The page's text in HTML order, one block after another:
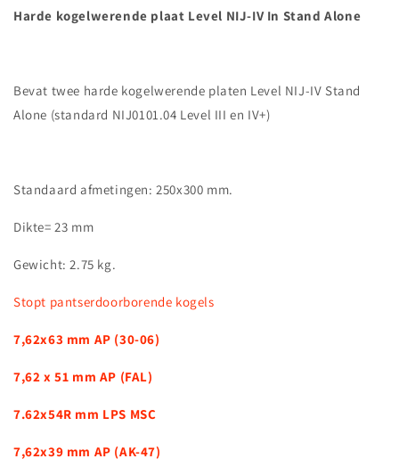
Harde kogelwerende plaat Level NIJ-IV In Stand Alone
Bevat twee harde kogelwerende platen Level NIJ-IV Stand
Alone (standard NIJ0101.04 Level III en IV+)
Standaard afmetingen: 250x300 mm.
Dikte= 23 mm
Gewicht: 2.75 kg.
Stopt pantserdoorborende kogels
7,62x63 mm AP (30-06)
7,62 x 51 mm AP (FAL)
7.62x54R mm LPS MSC
7,62x39 mm AP (AK-47)